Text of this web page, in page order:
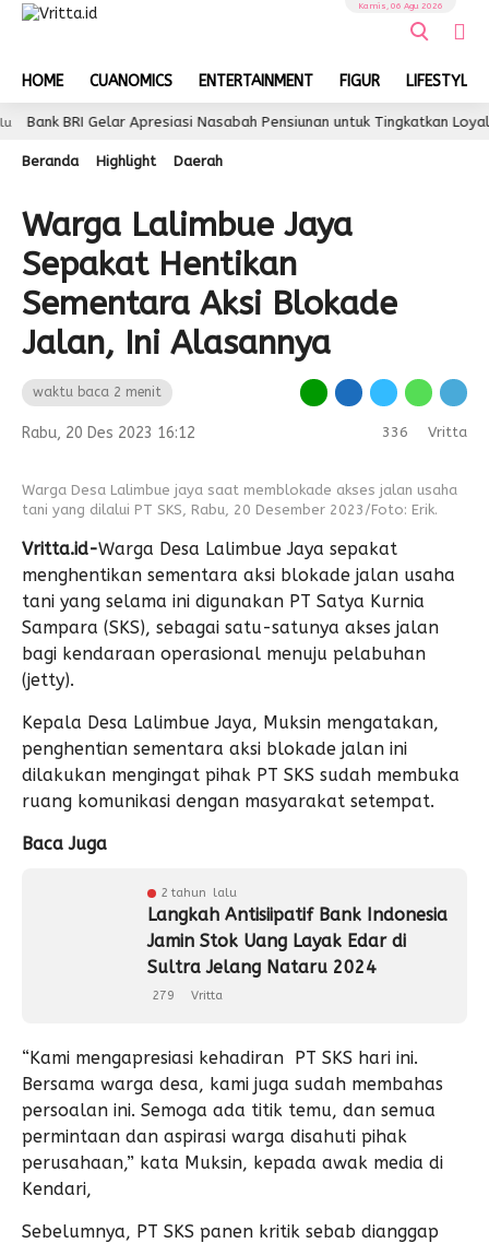
HOME CUANOMICS ENTERTAINMENT FIGUR LIFESTYLE
Kamis, 06 Agu 2026
BRI Gelar Apresiasi Nasabah Pensiunan untuk Tingkatkan Loyalitas
Beranda Highlight Daerah
Warga Lalimbue Jaya
Sepakat Hentikan
Sementara Aksi Blokade
Jalan, Ini Alasannya
waktu baca 2 menit
Rabu, 20 Des 2023 16:12 336 Vritta
Warga Desa Lalimbue jaya saat memblokade akses jalan usaha
tani yang dilalui PT SKS, Rabu, 20 Desember 2023/Foto: Erik.
Vritta.id-Warga Desa Lalimbue Jaya sepakat
menghentikan sementara aksi blokade jalan usaha
tani yang selama ini digunakan PT Satya Kurnia
Sampara (SKS), sebagai satu-satunya akses jalan
bagi kendaraan operasional menuju pelabuhan
(jetty).
Kepala Desa Lalimbue Jaya, Muksin mengatakan,
penghentian sementara aksi blokade jalan ini
dilakukan mengingat pihak PT SKS sudah membuka
ruang komunikasi dengan masyarakat setempat.
Baca Juga
2 tahun lalu
Langkah Antisiipatif Bank Indonesia
Jamin Stok Uang Layak Edar di
Sultra Jelang Nataru 2024
279 Vritta
“Kami mengapresiasi kehadiran PT SKS hari ini.
Bersama warga desa, kami juga sudah membahas
persoalan ini. Semoga ada titik temu, dan semua
permintaan dan aspirasi warga disahuti pihak
perusahaan,” kata Muksin, kepada awak media di
Kendari,
Sebelumnya, PT SKS panen kritik sebab dianggap